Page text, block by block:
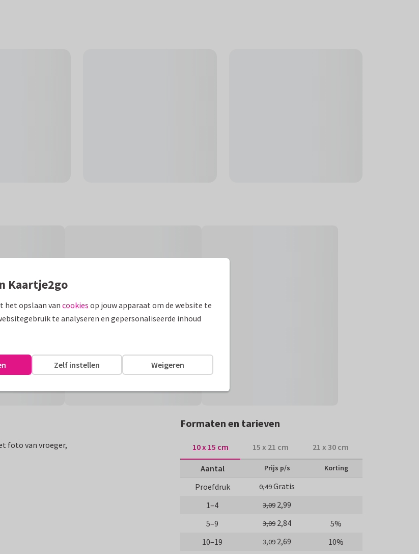
foto van vroeger,
Formaten en tarieven
10 x 15 cm 15 x 21 cm 21 x 30 cm
Aantal Prijs p/s Korting
Proefdruk 0,49Gratis
1–4
3,09 2,99
5–9
3,09 2,84
5%
10–19
3,09 2,69
10%
Kaartje2go
het opslaan van cookies op jouw apparaat om de website te
te analyseren en gepersonaliseerde inhoud
Weigeren
Zelf instellen